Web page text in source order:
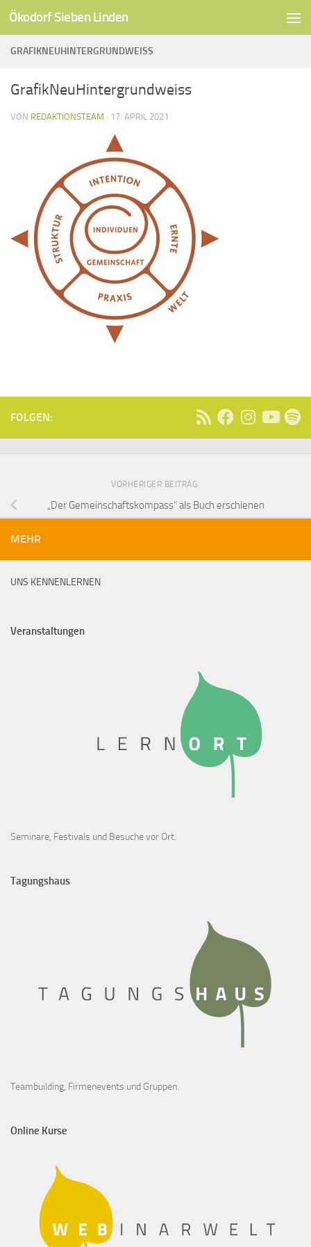
Unter dem Inhalt
Ökodorf Sieben Linden
GRAFIKNEUHINTERGRUNDWEISS
GrafikNeuHintergrundweiss
VON REDAKTIONSTEAM · 17. APRIL 2021
FOLGEN:
VORHERIGER BEITRAG
„Der Gemeinschaftskompass“ als Buch erschienen
MEHR
UNS KENNENLERNEN
Veranstaltungen
Seminare, Festivals und Besuche vor Ort.
Tagungshaus
Teambuilding, Firmenevents und Gruppen.
Online Kurse